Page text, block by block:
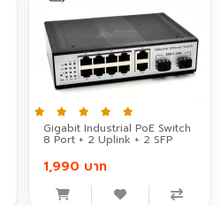
Gigabit Industrial PoE Switch
8 Port + 2 Uplink + 2 SFP
1,990 บาท